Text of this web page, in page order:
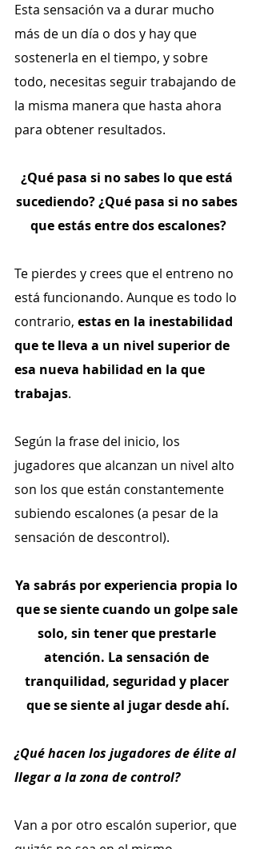
Esta sensación va a durar mucho
más de un día o dos y hay que
sostenerla en el tiempo, y sobre
todo, necesitas seguir trabajando de
la misma manera que hasta ahora
para obtener resultados.
¿Qué pasa si no sabes lo que está
sucediendo? ¿Qué pasa si no sabes
que estás entre dos escalones?
Te pierdes y crees que el entreno no
está funcionando. Aunque es todo lo
contrario, estas en la inestabilidad
que te lleva a un nivel superior de
esa nueva habilidad en la que
trabajas.
Según la frase del inicio, los
jugadores que alcanzan un nivel alto
son los que están constantemente
subiendo escalones (a pesar de la
sensación de descontrol).
Ya sabrás por experiencia propia lo
que se siente cuando un golpe sale
solo, sin tener que prestarle
atención. La sensación de
tranquilidad, seguridad y placer
que se siente al jugar desde ahí.
¿Qué hacen los jugadores de élite al
llegar a la zona de control?
Van a por otro escalón superior, que